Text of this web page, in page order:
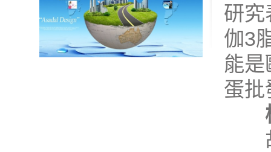
研究
伽3
能
蛋批
胡